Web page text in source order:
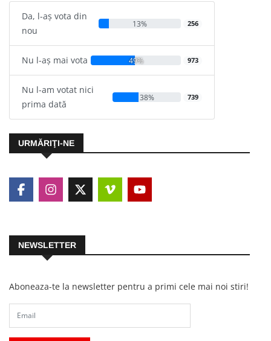
Da, l-aș vota din
nou
13% 256
Nu l-aș mai vota 49% 973
Nu l-am votat nici
prima dată
38% 739
URMĂRIŢI-NE
NEWSLETTER
Aboneaza-te la newsletter pentru a primi cele mai noi stiri!